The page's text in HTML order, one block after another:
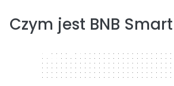
Czym jest BNB
320 x 50